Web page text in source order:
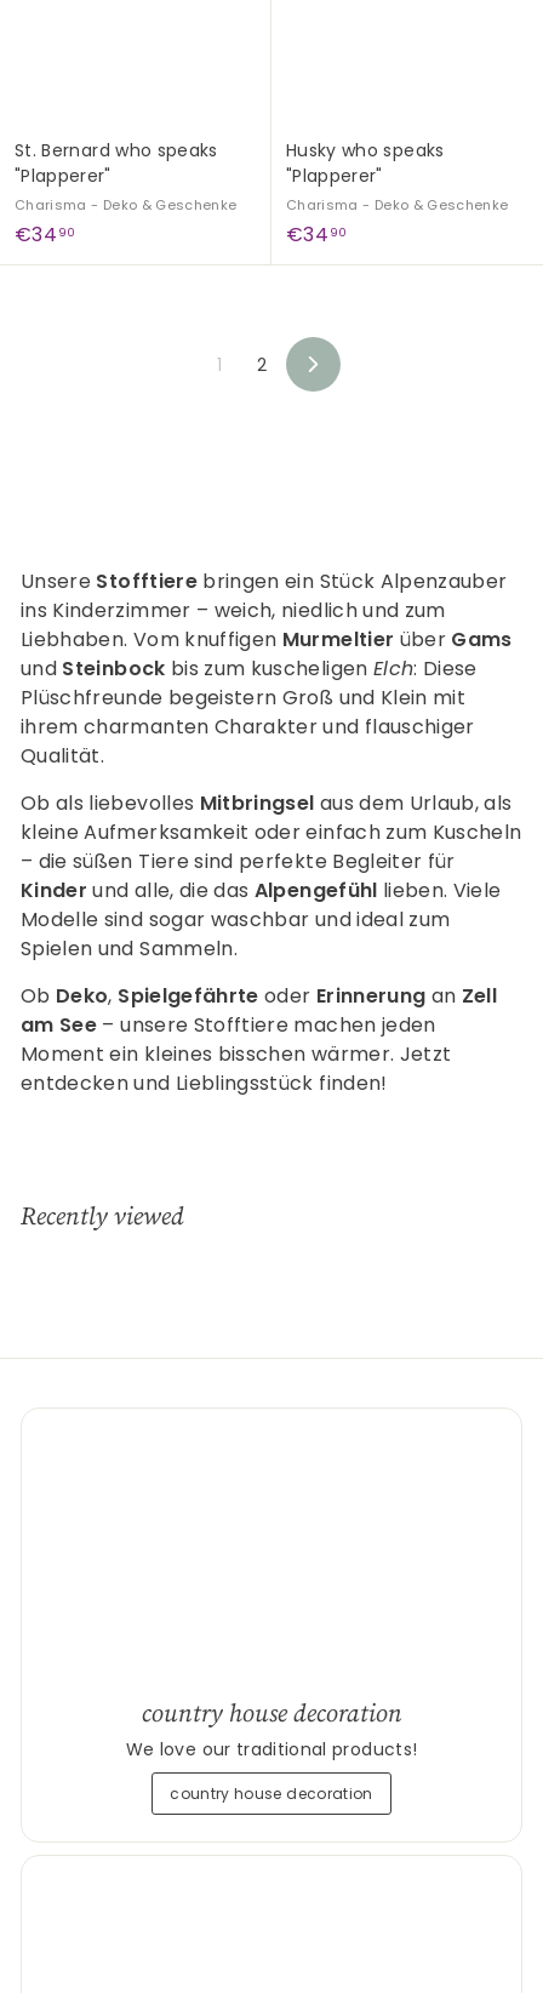
St. Bernard who speaks
"Plapperer"
Charisma - Deko & Geschenke
€34 90
3
Husky who speaks
"Plapperer"
Charisma - Deko & Geschenke
€34 90
3
1 2
N
e
Unsere Stofftiere bringen ein Stück Alpenzauber
ins Kinderzimmer – weich, niedlich und zum
Liebhaben. Vom knuffigen Murmeltier über Gams
und Steinbock bis zum kuscheligen Elch: Diese
Plüschfreunde begeistern Groß und Klein mit
ihrem charmanten Charakter und flauschiger
Qualität.
Ob als liebevolles Mitbringsel aus dem Urlaub, als
kleine Aufmerksamkeit oder einfach zum Kuscheln
– die süßen Tiere sind perfekte Begleiter für
Kinderund alle, die das Alpengefühl lieben. Viele
Modelle sind sogar waschbar und ideal zum
Spielen und Sammeln.
Ob Deko, Spielgefährte oder Erinnerung an Zell
am See – unsere Stofftiere machen jeden
Moment ein kleines bisschen wärmer. Jetzt
entdecken und Lieblingsstück finden!
Recently viewed
country house decoration
We love our traditional products!
country house decoration